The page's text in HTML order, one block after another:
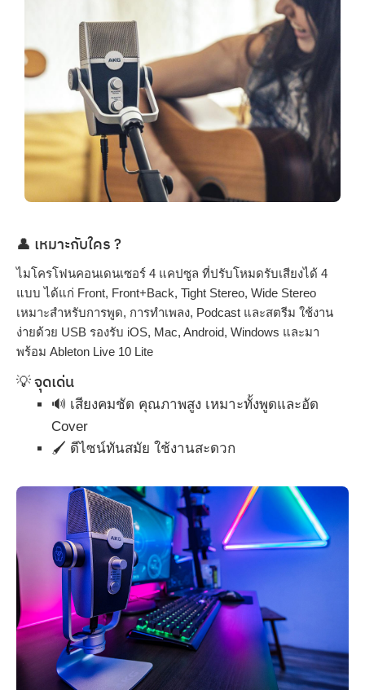
👤 เหมาะกับใคร ?
ไมโครโฟนคอนเดนเซอร์ 4 แคปซูล ที่ปรับโหมดรับเสียงได้ 4
แบบ ได้แก่ Front, Front+Back, Tight Stereo, Wide Stereo
เหมาะสำหรับการพูด, การทำเพลง, Podcast และสตรีม ใช้งาน
ง่ายด้วย USB รองรับ iOS, Mac, Android, Windows และมา
พร้อม Ableton Live 10 Lite
💡 จุดเด่น
🔊 เสียงคมชัด คุณภาพสูง เหมาะทั้งพูดและอัด
Cover
🖌️ ดีไซน์ทันสมัย ใช้งานสะดวก